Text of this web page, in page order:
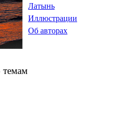
Латынь
Иллюстрации
Об авторах